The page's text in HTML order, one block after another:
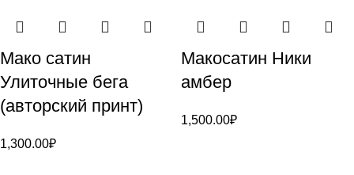
Мако сатин
Улиточные бега
(авторский принт)
1,300.00₽
Макосатин Ники
амбер
1,500.00₽